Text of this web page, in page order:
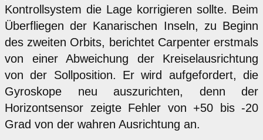
Kontrollsystem die Lage korrigieren sollte. Beim
Überfliegen der Kanarischen Inseln, zu Beginn
des zweiten Orbits, berichtet Carpenter erstmals
von einer Abweichung der Kreiselausrichtung
von der Sollposition. Er wird aufgefordert, die
Gyroskope neu auszurichten, denn der
Horizontsensor zeigte Fehler von +50 bis -20
Grad von der wahren Ausrichtung an.